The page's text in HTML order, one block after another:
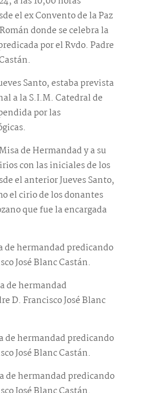
el ex Convento de la Paz
donde se celebra la
por el Rvdo. Padre
Santo, estaba prevista
a la S.I.M. Catedral de
por las
de Hermandad y a su
con las iniciales de los
el anterior Jueves Santo,
el cirio de los donantes
que fue la encargada
de hermandad predicando
José Blanc Castán.
de hermandad
D. Francisco José Blanc
de hermandad predicando
José Blanc Castán.
de hermandad predicando